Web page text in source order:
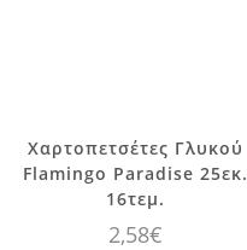
Χαρτοπετσέτες Γλυκού
Flamingo Paradise 25εκ.
16τεμ.
2,58€